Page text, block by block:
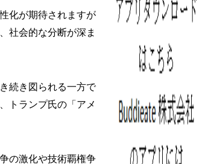
化が期待されますが、同時
社会的な分断が深まる恐れ
続き図られる一方で、防衛
トランプ氏の「アメリカ第
の激化や技術覇権争いが懸